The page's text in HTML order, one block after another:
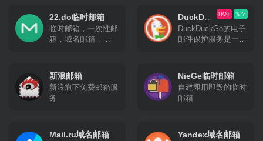
社区。它最初起源于
游戏语音和即时消息
（IM）工具服务，并
逐渐发展成为一个综
22.do临时邮箱
临时邮箱，一次性邮
箱，域名邮箱，
安全
HOT
DuckDuc
kGo
Email
DuckDuckGo的电子
邮件保护服务是一种
务。
新浪邮箱
新浪旗下免费邮箱服
务
NieGe临时邮箱
自建即用即毁的临时
邮箱
Mail.ru域名邮箱 Yandex域名邮箱